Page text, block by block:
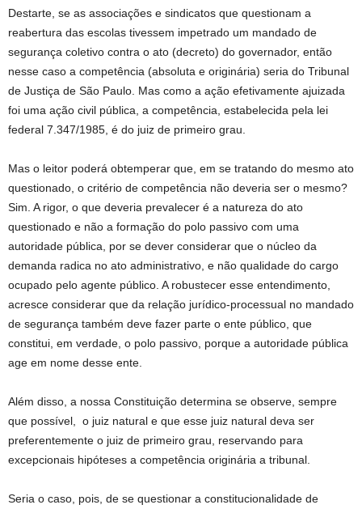
Destarte, se as associações e sindicatos que questionam a
reabertura das escolas tivessem impetrado um mandado de
segurança coletivo contra o ato (decreto) do governador, então
nesse caso a competência (absoluta e originária) seria do Tribunal
de Justiça de São Paulo. Mas como a ação efetivamente ajuizada
foi uma ação civil pública, a competência, estabelecida pela lei
federal 7.347/1985, é do juiz de primeiro grau.
Mas o leitor poderá obtemperar que, em se tratando do mesmo ato
questionado, o critério de competência não deveria ser o mesmo?
Sim. A rigor, o que deveria prevalecer é a natureza do ato
questionado e não a formação do polo passivo com uma
autoridade pública, por se dever considerar que o núcleo da
demanda radica no ato administrativo, e não qualidade do cargo
ocupado pelo agente público. A robustecer esse entendimento,
acresce considerar que da relação jurídico-processual no mandado
de segurança também deve fazer parte o ente público, que
constitui, em verdade, o polo passivo, porque a autoridade pública
age em nome desse ente.
Além disso, a nossa Constituição determina se observe, sempre
que possível, o juiz natural e que esse juiz natural deva ser
preferentemente o juiz de primeiro grau, reservando para
excepcionais hipóteses a competência originária a tribunal.
Seria o caso, pois, de se questionar a constitucionalidade de